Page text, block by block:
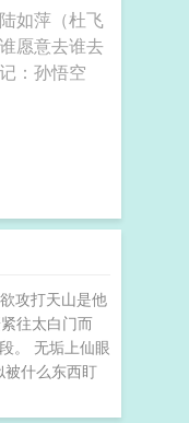
如萍（杜飞
愿意去谁去
：孙悟空
攻打天山是他
往太白门而
。 无垢上仙眼
什么东西盯